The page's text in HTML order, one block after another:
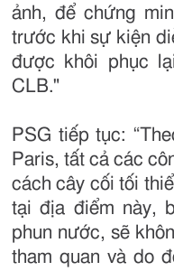
ảnh, để chứng
trước khi sự kiện
được khôi phục
CLB."
PSG tiếp tục:
Paris, tất cả các
cách cây cối tối
tại địa điểm này,
phun nước, sẽ
tham quan và do